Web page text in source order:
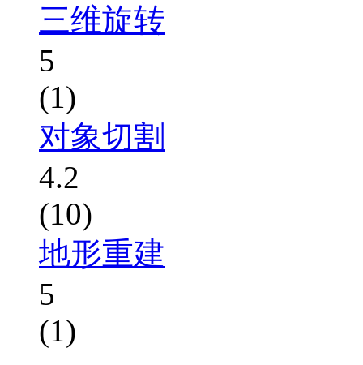
三维旋转
5
(1)
对象切割
4.2
(10)
地形重建
5
(1)